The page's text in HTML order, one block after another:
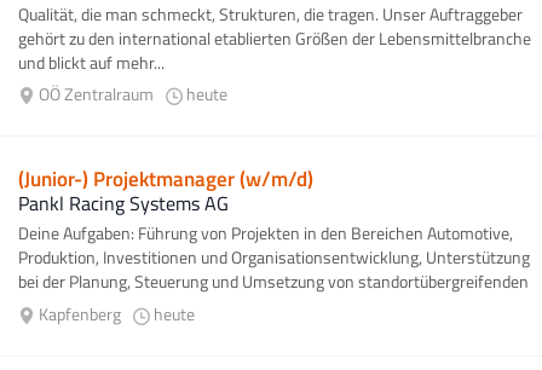
Qualität, die man schmeckt, Strukturen, die tragen. Unser Auftraggeber
gehört zu den international etablierten Größen der Lebensmittelbranche
und blickt auf mehr...
OÖ Zentralraum
heute
(Junior-) Projektmanager (w/m/d)
Pankl Racing Systems AG
Deine Aufgaben: Führung von Projekten in den Bereichen Automotive,
Produktion, Investitionen und Organisationsentwicklung, Unterstützung
bei der Planung, Steuerung und Umsetzung von standortübergreifenden
Projekten...
Kapfenberg heute